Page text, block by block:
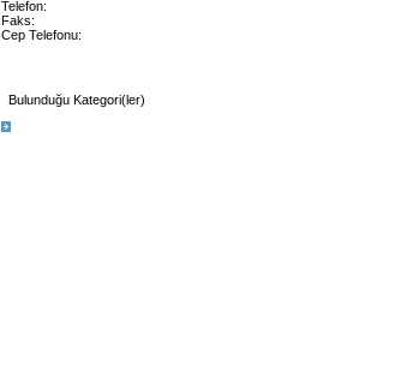
Telefon:
Faks:
Cep Telefonu:
Bulunduğu Kategori(ler)